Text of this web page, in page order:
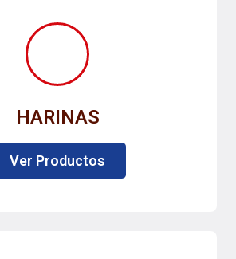
HARINAS
Ver Productos